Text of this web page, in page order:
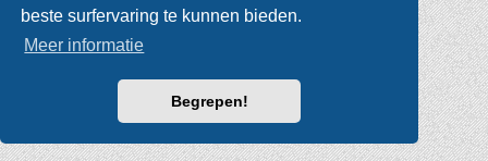
beste surfervaring te kunnen bieden.
Meer informatie
Begrepen!